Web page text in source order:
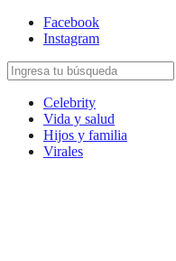
Facebook
Instagram
Celebrity
Vida y salud
Hijos y familia
Virales